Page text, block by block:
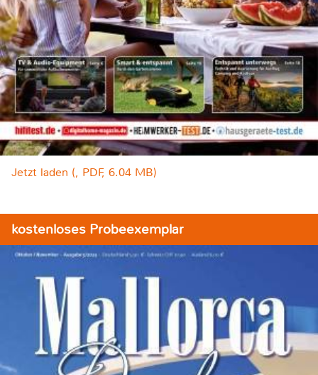
Jetzt laden (, PDF, 6.04 MB)
kostenloses Probeexemplar